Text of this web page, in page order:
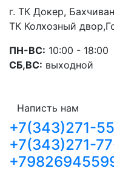
г. ТК Докер,
ТК Колхозный
ПН-ВС: 10:00 - 18:00
СБ,ВС: выходной
Написть нам
+7(343)271-
+7(343)271-